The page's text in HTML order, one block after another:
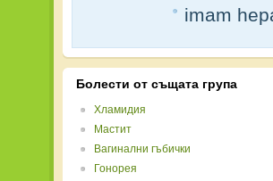
imam
Болести от същата група
Хламидия
Мастит
Вагинални гъбички
Гонорея